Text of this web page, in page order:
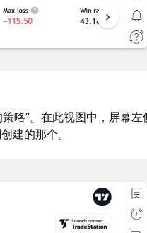
略”。在此视图中，屏幕左
建的那个。